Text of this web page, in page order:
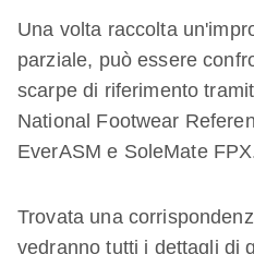
Una volta raccolta
parziale, può essere
scarpe di riferimento
National Footwear
EverASM e SoleMate
Trovata una
vedranno tutti i dettagli di